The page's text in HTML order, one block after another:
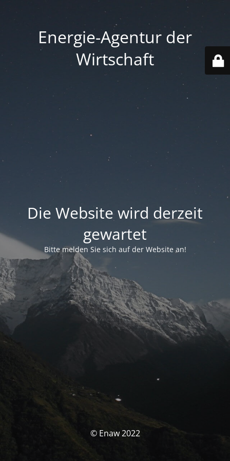
Energie-Agentur der
Wirtschaft
Die Website wird derzeit
gewartet
Bitte melden Sie sich auf der Website an!
© Enaw 2022